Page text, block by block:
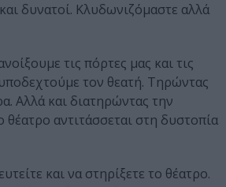
δυνατοί. Κλυδωνιζόμαστε αλλά
τις πόρτες μας και τις
τον θεατή. Τηρώντας
Αλλά και διατηρώντας την
θέατρο αντιτάσσεται στη δυστοπία
και να στηρίξετε το θέατρο.